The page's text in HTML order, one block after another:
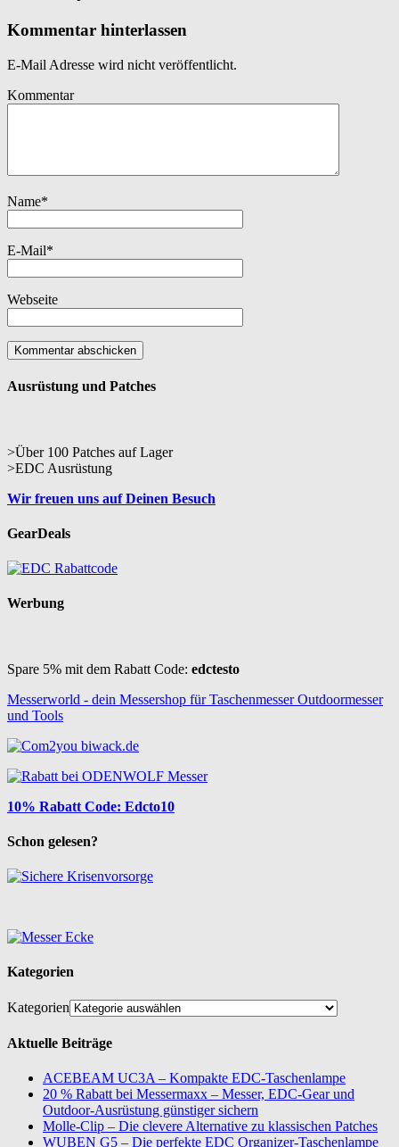
Kommentar hinterlassen
E-Mail Adresse wird nicht veröffentlicht.
Kommentar
Name*
E-Mail*
Webseite
Ausrüstung und Patches
>Über 100 Patches auf Lager
>EDC Ausrüstung
Wir freuen uns auf Deinen Besuch
GearDeals
Werbung
Spare 5% mit dem Rabatt Code: edctesto
Messerworld - dein Messershop für Taschenmesser Outdoormesser
und Tools
10% Rabatt Code: Edcto10
Schon gelesen?
Kategorien
Kategorien
Aktuelle Beiträge
ACEBEAM UC3A – Kompakte EDC-Taschenlampe
20 % Rabatt bei Messermaxx – Messer, EDC-Gear und
Outdoor-Ausrüstung günstiger sichern
Molle-Clip – Die clevere Alternative zu klassischen Patches
WUBEN G5 – Die perfekte EDC Organizer-Taschenlampe